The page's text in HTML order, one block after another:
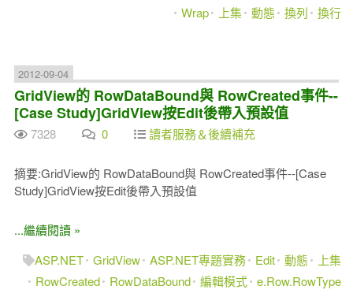
Wrap 上集 動態 換列 換行
2012-09-04
GridView的 RowDataBound與 RowCreated事件--
[Case Study]GridView按Edit後帶入預設值
7328 0 讀者服務＆後續補充
摘要:GridView的 RowDataBound與 RowCreated事件--[Case
Study]GridView按Edit後帶入預設值
...繼續閱讀 »
ASP.NET GridView ASP.NET專題實務 Edit 動態
上集
RowCreated
RowDataBound 編輯模式 e.Row.RowType